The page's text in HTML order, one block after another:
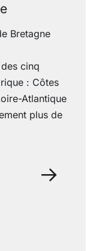
Bretagne
cinq
: Côtes
Atlantique
plus de